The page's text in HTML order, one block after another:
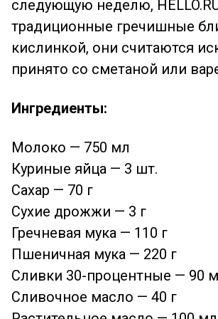
следующую неделю,
традиционные гречишные
кислинкой, они считаются
принято со сметаной или
Ингредиенты:
Молоко — 750 мл
Куриные яйца — 3 шт.
Сахар — 70 г
Сухие дрожжи — 3 г
Гречневая мука — 110 г
Пшеничная мука — 220 г
Сливки 30-процентные — 90
Сливочное масло — 40 г